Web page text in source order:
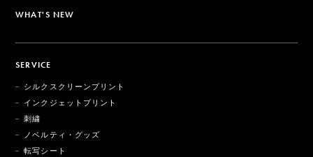
WHAT'S NEW
SERVICE
シルクスクリーンプリント
インクジェットプリント
刺繍
ノベルティ・グッズ
転写シート